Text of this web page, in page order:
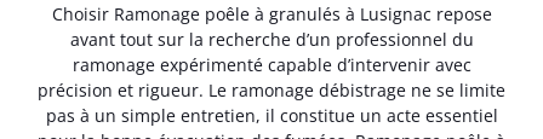
Choisir Ramonage poêle à granulés à Lusignac repose
avant tout sur la recherche d’un professionnel du
ramonage expérimenté capable d’intervenir avec
précision et rigueur. Le ramonage débistrage ne se limite
pas à un simple entretien, il constitue un acte essentiel